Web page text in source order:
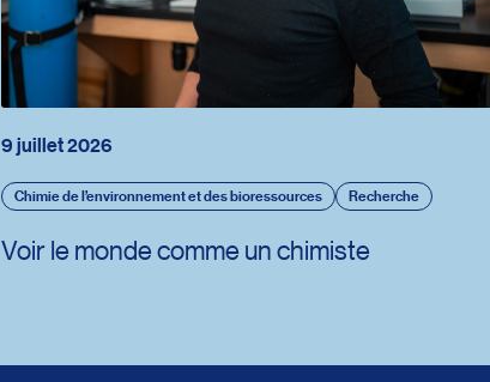
9 juillet 2026
Chimie de l’environnement et des bioressources Recherche
Voir le monde comme un chimiste